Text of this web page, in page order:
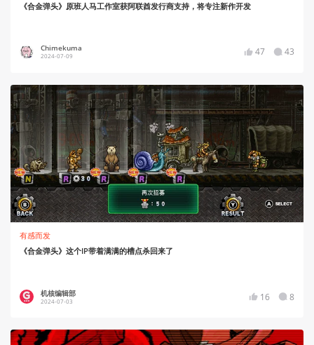
《合金弹头》原班人马工作室获阿联酋发行商支持，将专注新作开发
Chimekuma
2024-07-09 47 43
有感而发
《合金弹头》这个IP带着满满的槽点杀回来了
机核编辑部
2024-07-03 16 8